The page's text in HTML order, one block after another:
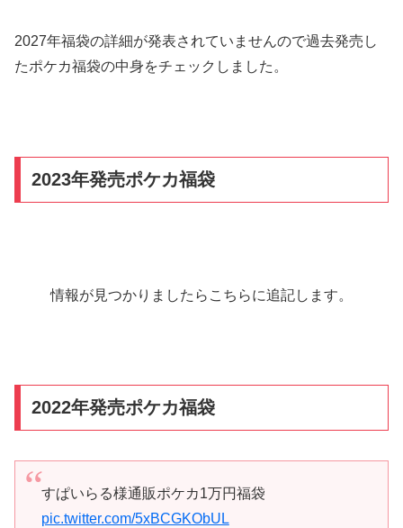
2027年福袋の詳細が発表されていませんので過去発売し
たポケカ福袋の中身をチェックしました。
2023年発売ポケカ福袋
情報が見つかりましたらこちらに追記します。
2022年発売ポケカ福袋
すぱいらる様通販ポケカ1万円福袋
pic.twitter.com/5xBCGKObUL